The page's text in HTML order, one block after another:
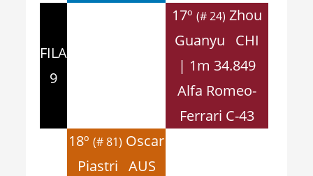
FILA
9
17º(# 24) Zhou
Guanyu CHI
| 1m 34.849
Alfa Romeo-
Ferrari C-43
18º(# 81) Oscar
Piastri AUS